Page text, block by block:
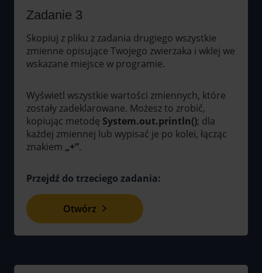
Zadanie 3
Skopiuj z pliku z zadania drugiego wszystkie
zmienne opisujące Twojego zwierzaka i wklej we
wskazane miejsce w programie.
Wyświetl wszystkie wartości zmiennych, które
zostały zadeklarowane. Możesz to zrobić,
kopiując metodę System.out.println(); dla
każdej zmiennej lub wypisać je po kolei, łącząc
znakiem „+”.
Przejdź do trzeciego zadania:
Otwórz